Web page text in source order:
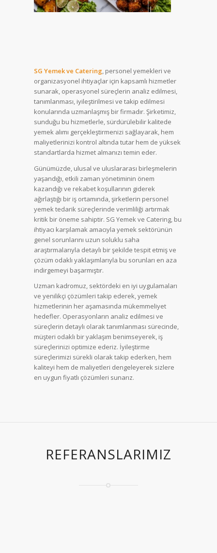
SG Yemek ve Catering, personel yemekleri ve
organizasyonel ihtiyaçlar için kapsamlı hizmetler
sunarak, operasyonel süreçlerin analiz edilmesi,
tanımlanması, iyileştirilmesi ve takip edilmesi
konularında uzmanlaşmış bir firmadır. Şirketimiz,
sunduğu bu hizmetlerle, sürdürülebilir kalitede
yemek alımı gerçekleştirmenizi sağlayarak, hem
maliyetlerinizi kontrol altında tutar hem de yüksek
standartlarda hizmet almanızı temin eder.
Günümüzde, ulusal ve uluslararası birleşmelerin
yaşandığı, etkili zaman yönetiminin önem
kazandığı ve rekabet koşullarının giderek
ağırlaştığı bir iş ortamında, şirketlerin personel
yemek tedarik süreçlerinde verimliliği artırmak
kritik bir öneme sahiptir. SG Yemek ve Catering, bu
ihtiyacı karşılamak amacıyla yemek sektörünün
genel sorunlarını uzun soluklu saha
araştırmalarıyla detaylı bir şekilde tespit etmiş ve
çözüm odaklı yaklaşımlarıyla bu sorunları en aza
indirgemeyi başarmıştır.
Uzman kadromuz, sektördeki en iyi uygulamaları
ve yenilikçi çözümleri takip ederek, yemek
hizmetlerinin her aşamasında mükemmeliyet
hedefler. Operasyonların analiz edilmesi ve
süreçlerin detaylı olarak tanımlanması sürecinde,
müşteri odaklı bir yaklaşım benimseyerek, iş
süreçlerinizi optimize ederiz. İyileştirme
süreçlerimizi sürekli olarak takip ederken, hem
kaliteyi hem de maliyetleri dengeleyerek sizlere
en uygun fiyatlı çözümleri sunarız.
REFERANSLARIMIZ